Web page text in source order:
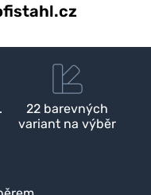
22 barevných
variant na výběr